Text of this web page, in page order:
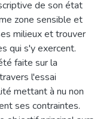
de son état
zone sensible et
milieux et trouver
qui s'y exercent.
faite sur la
l'essai
mettant à nu non
ses contraintes.